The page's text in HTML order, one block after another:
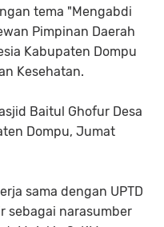
tema "Mengabdi
Pimpinan Daerah
Kabupaten Dompu
Kesehatan.
Baitul Ghofur Desa
Dompu, Jumat
sama dengan UPTD
sebagai narasumber